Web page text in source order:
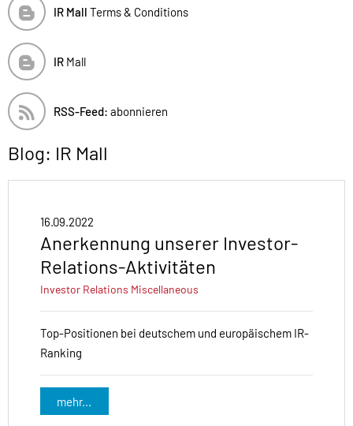
IR Mall Terms & Conditions
IR Mall
RSS-Feed: abonnieren
Blog: IR Mall
16.09.2022
Anerkennung unserer Investor-
Relations-Aktivitäten
Investor Relations Miscellaneous
Top-Positionen bei deutschem und europäischem IR-
Ranking
mehr...